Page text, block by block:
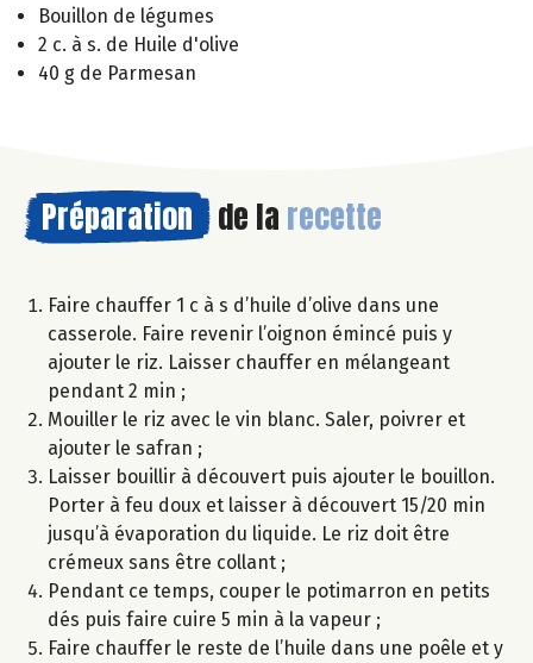
Bouillon de légumes
2 c. à s. de Huile d'olive
40 g de Parmesan
Préparation de la recette
Faire chauffer 1 c à s d’huile d’olive dans une
casserole. Faire revenir l’oignon émincé puis y
ajouter le riz. Laisser chauffer en mélangeant
pendant 2 min ;
Mouiller le riz avec le vin blanc. Saler, poivrer et
ajouter le safran ;
Laisser bouillir à découvert puis ajouter le bouillon.
Porter à feu doux et laisser à découvert 15/20 min
jusqu’à évaporation du liquide. Le riz doit être
crémeux sans être collant ;
Pendant ce temps, couper le potimarron en petits
dés puis faire cuire 5 min à la vapeur ;
Faire chauffer le reste de l’huile dans une poêle et y